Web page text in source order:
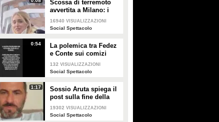
Scossa di terremoto
avvertita a Milano: i
Ferragnez scendono in
strada spaventati
16940 VISUALIZZAZIONI
Social Spettacolo
0:54
La polemica tra Fedez
e Conte sui comizi
elettorali senza regole
e i concerti senza
132 VISUALIZZAZIONI
Social Spettacolo
1:17
Sossio Aruta spiega il
post sulla fine della
sua storia con Ursula
Bennardo
19302 VISUALIZZAZIONI
Social Spettacolo